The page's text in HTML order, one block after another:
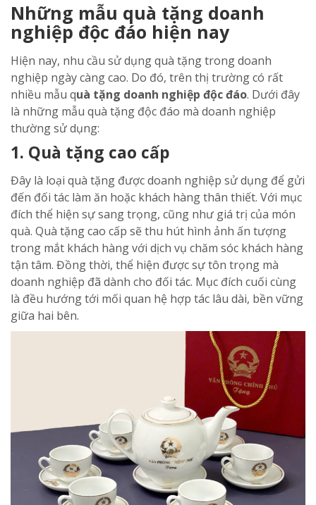
Những mẫu quà tặng doanh
nghiệp độc đáo hiện nay
Hiện nay, nhu cầu sử dụng quà tặng trong doanh
nghiệp ngày càng cao. Do đó, trên thị trường có rất
nhiều mẫu quà tặng doanh nghiệp độc đáo. Dưới đây
là những mẫu quà tặng độc đáo mà doanh nghiệp
thường sử dụng:
1. Quà tặng cao cấp
Đây là loại quà tặng được doanh nghiệp sử dụng để gửi
đến đối tác làm ăn hoặc khách hàng thân thiết. Với mục
đích thể hiện sự sang trọng, cũng như giá trị của món
quà. Quà tặng cao cấp sẽ thu hút hình ảnh ấn tượng
trong mắt khách hàng với dịch vụ chăm sóc khách hàng
tận tâm. Đồng thời, thể hiện được sự tôn trọng mà
doanh nghiệp đã dành cho đối tác. Mục đích cuối cùng
là đều hướng tới mối quan hệ hợp tác lâu dài, bền vững
giữa hai bên.